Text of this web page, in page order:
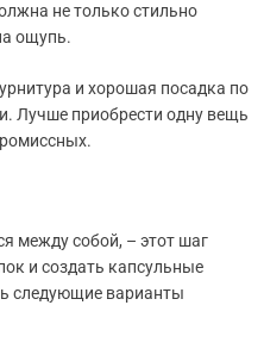
не только стильно
ощупь.
и хорошая посадка по
Лучше приобрести одну вещь
между собой, – этот шаг
и создать капсульные
следующие варианты